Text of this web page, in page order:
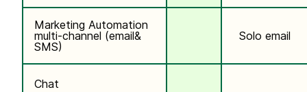
Marketing Automation
multi-channel (email&
SMS)
Solo email
Chat